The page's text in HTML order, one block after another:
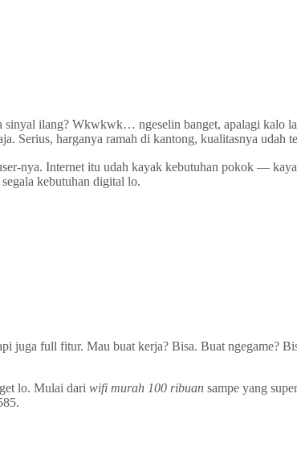
ilang? Wkwkwk… ngeselin banget, apalagi kalo
Serius, harganya ramah di kantong, kualitasnya udah
nya. Internet itu udah kayak kebutuhan pokok —
kebutuhan digital lo.
juga full fitur. Mau buat kerja? Bisa. Buat ngegame?
lo. Mulai dari wifi murah 100 ribuan sampe yang